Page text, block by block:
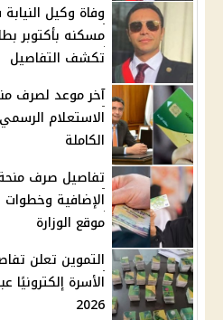
وفاة وكيل
مسكنه بأكتوبر
تكشف التفاصيل
الاستعلام
الكاملة
الإضافية وخطوات
موقع الوزارة
التموين تعلن
الأسرة إلكترونيًا
2026